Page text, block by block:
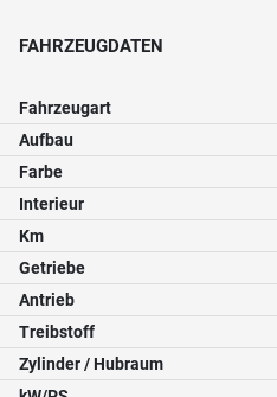
FAHRZEUGDATEN
Fahrzeugart
Aufbau
Farbe
Interieur
Km
Getriebe
Antrieb
Treibstoff
Zylinder / Hubraum